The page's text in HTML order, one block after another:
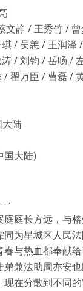
文静 / 王秀竹 /
/ 吴恙 / 王润泽
/ 刘钧 / 岳旸 /
/ 翟万臣 / 曹磊 /
陆
国大陆)
·
庭庭长方远，与
为星城区人民
春与热血都奉献
弟兼法助周亦安
现在分散到不同